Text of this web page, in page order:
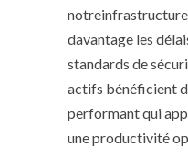
notreinfrastructure
davantage les
standards de
actifs bénéficient
performant qui
une productivité